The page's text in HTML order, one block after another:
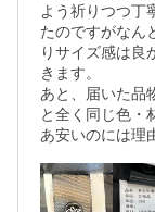
よう祈りつつ丁
たのですがなん
りサイズ感は良
きます。
あと、届いた品
と全く同じ色・
あ安いのには理